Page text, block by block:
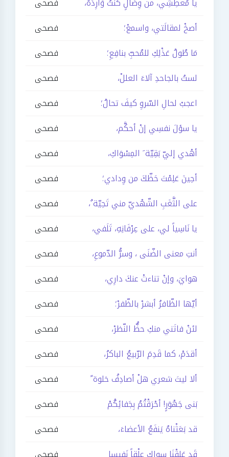
أصخْ لمقالَتي، واسمعْ؛
فصحى
مَا طُولُ عَذْلِكِ للمُحبِّ بنافِعِ؛
فصحى
لستُ بالجاحدِ آلاءَ العللْ،
فصحى
اعجبْ لحالِ السّروِ كيفَ تحالُ؛
فصحى
يا سؤلَ نفسِي إنْ أحكَّم،
فصحى
أهْدي إليّ بَقِيّة َ المِسْوَاكِ،
فصحى
أحِينَ عَلِمْتَ حَظّكَ من وِدادي؛
فصحى
على الثَّغَبِ الشّهْديّ مني تَحِيّة ٌ،
فصحى
يا نَاسِياً لي، على عِرْفَانِهِ، تَلَفي،
فصحى
أنتِ معنى الضّنَى ، وسرُّ الدّموعِ،
فصحى
هوايَ، وإنْ تناءتْ عنكَ دارِي،
فصحى
أيّها الظّافرُ أبشرْ بالظّفرْ؛
فصحى
لئنْ فاتَني منكِ حظُّ النّظرْ،
فصحى
أقدَمْ، كما قَدِمَ الرّبيعُ الباكرُ،
فصحى
ألا ليتَ شعري هلْ أصادِفُ خلوة ً
فصحى
بَنى جَهْوَرٍ! أحْرَقْتُمُ بِجَفائِكُمْ
فصحى
قد بَعَثْناهُ يَنفَعُ الأعضاءَ،
فصحى